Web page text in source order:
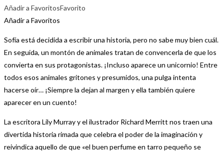
Añadir a FavoritosFavorito
Añadir a Favoritos
Sofía está decidida a escribir una historia, pero no sabe muy bien cuál.
En seguida, un montón de animales tratan de convencerla de que los
convierta en sus protagonistas. ¡Incluso aparece un unicornio! Entre
todos esos animales gritones y presumidos, una pulga intenta
hacerse oír… ¡Siempre la dejan al margen y ella también quiere
aparecer en un cuento!
La escritora Lily Murray y el ilustrador Richard Merritt nos traen una
divertida historia rimada que celebra el poder de la imaginación y
reivindica aquello de que «el buen perfume en tarro pequeño se